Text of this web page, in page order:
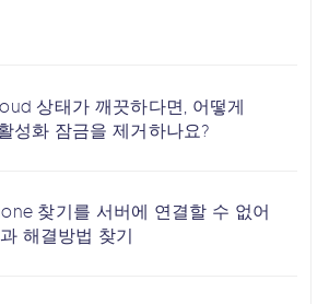
상태가 깨끗하다면, 어떻게
성화 잠금을 제거하나요?
찾기를 서버에 연결할 수 없어
해결방법 찾기